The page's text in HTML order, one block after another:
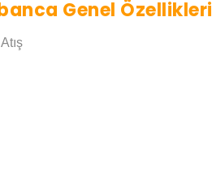
Genel Özellikleri